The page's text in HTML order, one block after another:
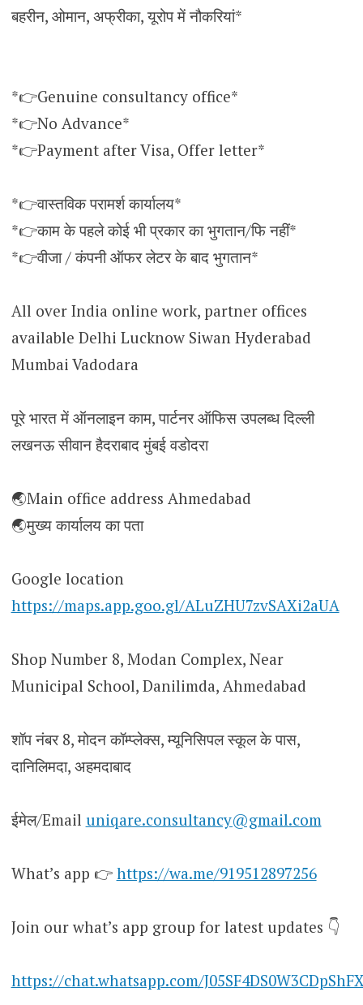
बहरीन, ओमान, अफ्रीका, यूरोप में नौकरियां*
*👉Genuine consultancy office*
*👉No Advance*
*👉Payment after Visa, Offer letter*
*👉वास्तविक परामर्श कार्यालय*
*👉काम के पहले कोई भी प्रकार का भुगतान/फि नहीं*
*👉वीजा / कंपनी ऑफर लेटर के बाद भुगतान*
All over India online work, partner offices
available Delhi Lucknow Siwan Hyderabad
Mumbai Vadodara
पूरे भारत में ऑनलाइन काम, पार्टनर ऑफिस उपलब्ध दिल्ली
लखनऊ सीवान हैदराबाद मुंबई वडोदरा
🌏Main office address Ahmedabad
🌏मुख्य कार्यालय का पता
Google location
https://maps.app.goo.gl/ALuZHU7zvSAXi2aUA
Shop Number 8, Modan Complex, Near
Municipal School, Danilimda, Ahmedabad
शॉप नंबर 8, मोदन कॉम्प्लेक्स, म्यूनिसिपल स्कूल के पास,
दानिलिमदा, अहमदाबाद
ईमेल/Email uniqare.consultancy@gmail.com
What’s app 👉 https://wa.me/919512897256
Join our what’s app group for latest updates 👇
https://chat.whatsapp.com/